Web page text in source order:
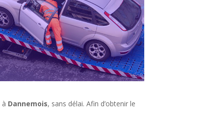
à Dannemois, sans délai. Afin d’obtenir le